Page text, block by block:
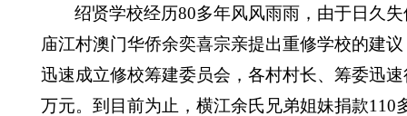
绍贤学校经历80多年风风雨雨，由于日久
庙江村澳门华侨余奕喜宗亲提出重修学校的建
迅速成立修校筹建委员会，各村村长、筹委迅
万元。到目前为止，横江余氏兄弟姐妹捐款110